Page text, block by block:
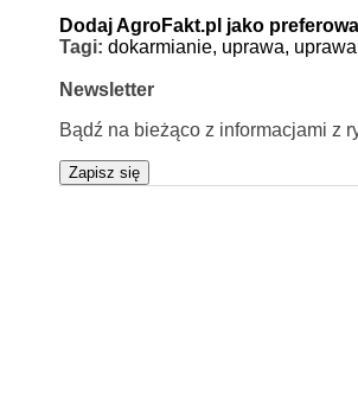
Dodaj AgroFakt.pl jako
Tagi: dokarmianie, uprawa,
Newsletter
Bądź na bieżąco z informacjami z
Zapisz się